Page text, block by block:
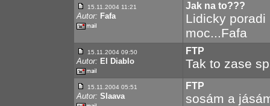
15.11.2004 11:21
Autor: Fafa
Jak na to???
Lidicky poradi
moc...Fafa
15.11.2004 09:50
Autor: El Diablo
FTP
Tak to zase
15.11.2004 05:51
Autor: Slaava
FTP
sosám a